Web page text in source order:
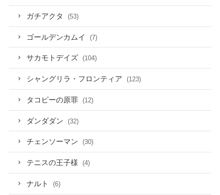
ガチアクタ (53)
ゴールデンカムイ (7)
サカモトデイズ (104)
シャングリラ・フロンティア (123)
タコピーの原罪 (12)
ダンダダン (32)
チェンソーマン (30)
テニスの王子様 (4)
ナルト (6)